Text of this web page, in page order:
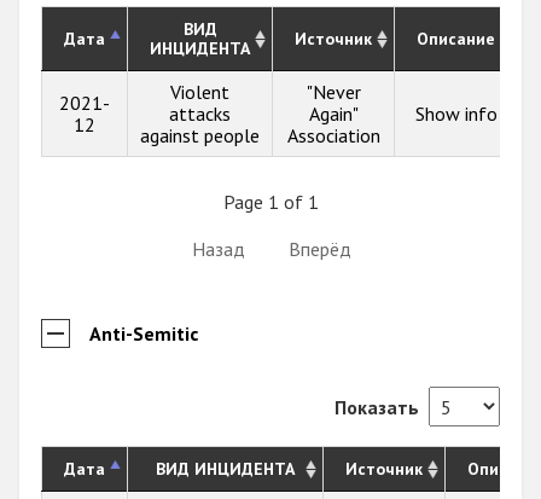
Дата
ВИД
ИНЦИДЕНТА
Источник Описание
2021-
12
Violent
attacks
against people
"Never
Again"
Association
Show info
Page 1 of 1
Назад
Вперёд
Anti-Semitic
Показать
Дата ВИД ИНЦИДЕНТА Источник